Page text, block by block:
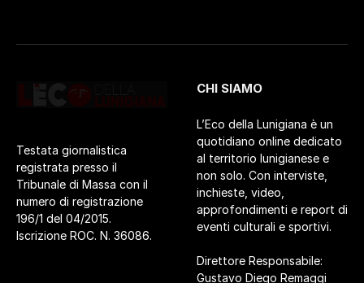
Testata giornalistica
registrata presso il
Tribunale di Massa con il
numero di registrazione
196/1 del 04/2015.
Iscrizione ROC. N. 36086.
CHI SIAMO
L’Eco della Lunigiana è un
quotidiano online dedicato
al territorio lunigianese e
non solo. Con interviste,
inchieste, video,
approfondimenti e report di
eventi culturali e sportivi.
Direttore Responsabile:
Gustavo Diego Remaggi